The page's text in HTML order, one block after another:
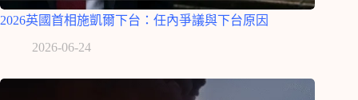
2026英國首相施凱爾下台：任內爭議與下台原因
2026-06-24